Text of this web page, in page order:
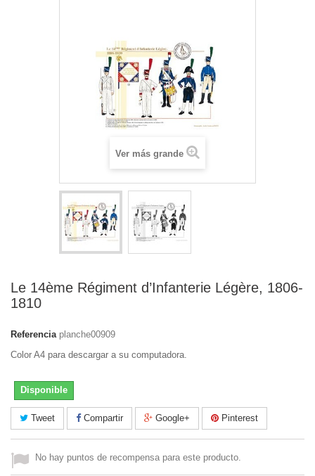
Ver más grande
Le 14ème Régiment d’Infanterie Légère, 1806-
1810
Referencia planche00909
Color A4 para descargar a su computadora.
Disponible
Tweet Compartir Google+ Pinterest
No hay puntos de recompensa para este producto.